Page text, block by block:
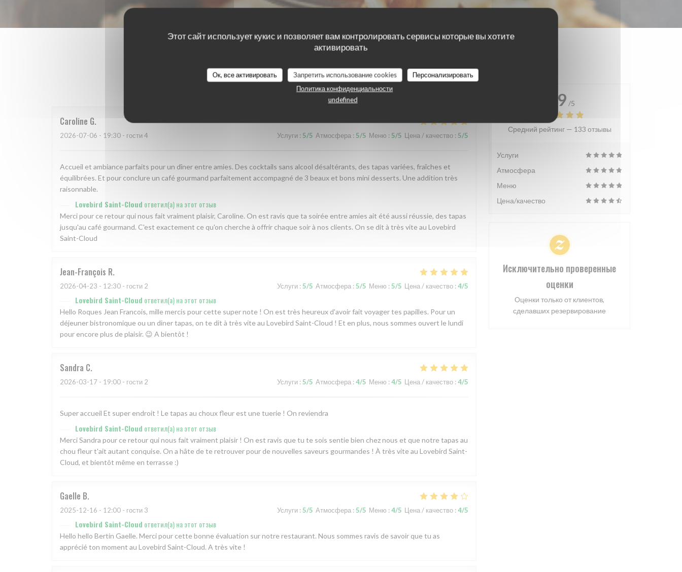
Этот сайт использует кукис и позволяет вам контролировать сервисы которые вы хотите
активировать
Ок, все активировать Запретить использование cookies
Персонализировать
Политика конфиденциальности
undefined
Оценки наших посетителей
Caroline G
2026-07-06 - 19:30 - гости 4 Услуги : 5/5 Атмосфера : 5/5 Меню : 5/5 Цена / качество : 5/5
Accueil et ambiance parfaits pour un dîner entre amies. Des cocktails sans alcool désaltérants, des tapas variées, fraîches et
équilibrées. Et pour conclure un café gourmand parfaitement accompagné de 3 beaux et bons mini desserts. Une addition très
raisonnable.
Lovebird Saint-Cloud ответил(а) на этот отзыв
Merci pour ce retour qui nous fait vraiment plaisir, Caroline. On est ravis que ta soirée entre amies ait été aussi réussie, des tapas
jusqu'au café gourmand. C'est exactement ce qu'on cherche à offrir chaque soir à nos clients. On se dit à très vite au Lovebird
Saint-Cloud
Jean-François R
2026-04-23 - 12:30 - гости 2 Услуги : 5/5 Атмосфера : 5/5 Меню : 5/5 Цена / качество : 4/5
Lovebird Saint-Cloud ответил(а) на этот отзыв
Hello Roques Jean Francois, mille mercis pour cette super note ! On est très heureux d'avoir fait voyager tes papilles. Pour un
déjeuner bistronomique ou un diner tapas, on te dit à très vite au Lovebird Saint-Cloud ! Et en plus, nous sommes ouvert le lundi
pour encore plus de plaisir. 😉 A bientôt !
Sandra C
2026-03-17 - 19:00 - гости 2 Услуги : 5/5 Атмосфера : 4/5 Меню : 4/5 Цена / качество : 4/5
Super accueil Et super endroit ! Le tapas au choux fleur est une tuerie ! On reviendra
Lovebird Saint-Cloud ответил(а) на этот отзыв
Merci Sandra pour ce retour qui nous fait vraiment plaisir ! On est ravis que tu te sois sentie bien chez nous et que notre tapas au
chou fleur t'ait autant conquise. On a hâte de te retrouver pour de nouvelles saveurs gourmandes ! À très vite au Lovebird Saint-
Cloud, et bientôt même en terrasse :)
Gaelle B
2025-12-16 - 12:00 - гости 3 Услуги : 5/5 Атмосфера : 5/5 Меню : 4/5 Цена / качество : 4/5
Lovebird Saint-Cloud ответил(а) на этот отзыв
Hello hello Bertin Gaelle. Merci pour cette bonne évaluation sur notre restaurant. Nous sommes ravis de savoir que tu as
apprécié ton moment au Lovebird Saint-Cloud. A très vite !
4.9 /5
Средний рейтинг — 133 отзывы
Услуги
Атмосфера
Меню
Цена/качество
Исключительно проверенные
оценки
Оценки только от клиентов,
сделавших резервирование